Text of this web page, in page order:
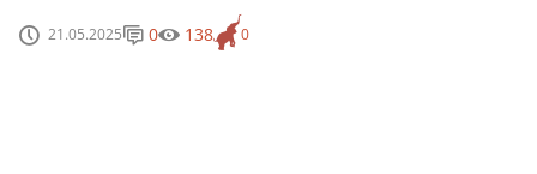
21.05.2025 0
0 138